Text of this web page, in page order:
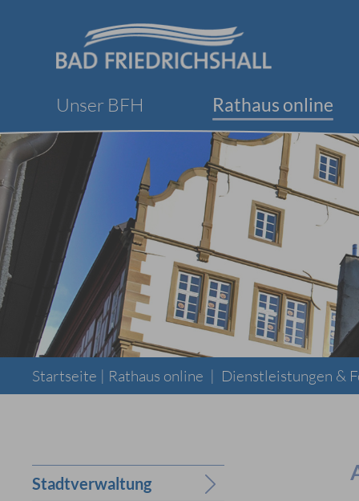
Unser BFH Rathaus online
Startseite | Rathaus online | Dienstleistungen &
Stadtverwaltung